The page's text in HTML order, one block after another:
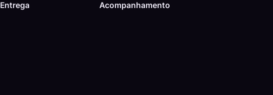
Entrega Acompanhamento